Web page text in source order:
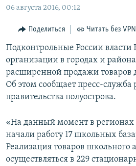
навигации
Вернутся
поиску
КАРТА ВОЕННЫХ ОБЪЕКТОВ КРЫМА
11 ЛЕТ ОККУПАЦИИ КРЫМА. 11 ИСТОРИЙ
ИСТОРИЯ
ЕЩЕ
ИНТЕРАКТИВ
ИНФОГРАФИКА
ТЕЛЕПРОЕКТ КРЫМ.РЕАЛИИ
СОВЕТЫ ПРАВОЗАЩИТНИКОВ
ПРОПАВШИЕ БЕЗ ВЕСТИ
ПОБЕДИТЕЛЕЙ НЕ СУДЯТ?
КРЫМ.НЕПОКОРЕННЫЙ
РАДІО СВОБОДА
КАК ОБОЙТИ БЛОКИРОВКУ
ПРИСОЕДИНЯЙТЕСЬ!
06 августа 2016, 00:12
Поделиться Читать без VPN
Подконтрольные России
организации в городах и
расширенной продажи товаров
Об этом сообщает пресс-служба
правительства полуострова.
«На данный момент в
начали работу 17 школьных
Реализация товаров школьного
осуществляться в 229